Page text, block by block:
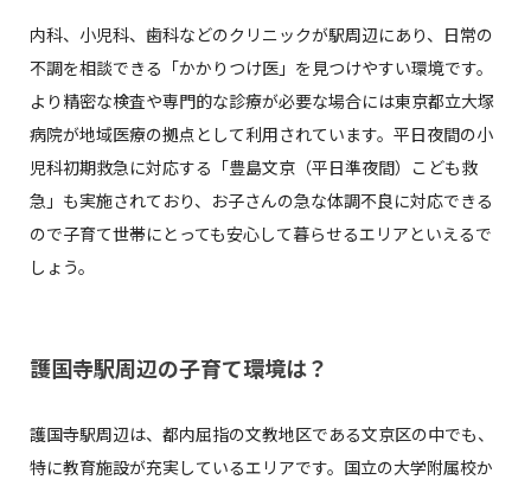
内科、小児科、歯科などのクリニックが駅周辺にあり、日常の
不調を相談できる「かかりつけ医」を見つけやすい環境です。
より精密な検査や専門的な診療が必要な場合には東京都立大塚
病院が地域医療の拠点として利用されています。平日夜間の小
児科初期救急に対応する「豊島文京（平日準夜間）こども救
急」も実施されており、お子さんの急な体調不良に対応できる
ので子育て世帯にとっても安心して暮らせるエリアといえるで
しょう。
護国寺駅周辺の子育て環境は？
護国寺駅周辺は、都内屈指の文教地区である文京区の中でも、
特に教育施設が充実しているエリアです。国立の大学附属校か